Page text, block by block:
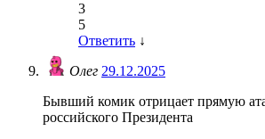
3
5
Ответить ↓
Олег 29.12.2025
Бывший комик отрицает прямую
российского Президента